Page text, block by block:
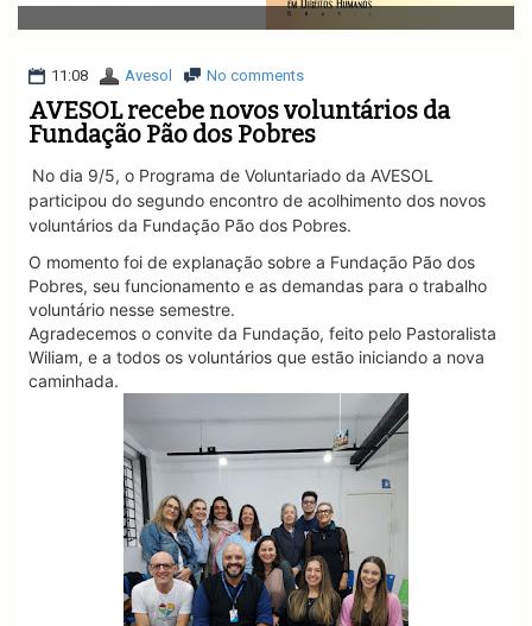
v
i
a
i
o
11:08 Avesol No comments
AVESOL recebe novos voluntários da
Fundação Pão dos Pobres
No dia 9/5, o Programa de Voluntariado da AVESOL
participou do segundo encontro de acolhimento dos novos
voluntários da Fundação Pão dos Pobres.
O momento foi de explanação sobre a Fundação Pão dos
Pobres, seu funcionamento e as demandas para o trabalho
voluntário nesse semestre.
Agradecemos o convite da Fundação, feito pelo Pastoralista
Wiliam, e a todos os voluntários que estão iniciando a nova
caminhada.